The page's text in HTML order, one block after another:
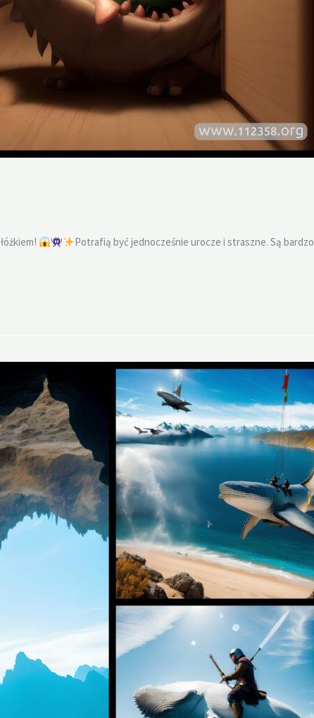
Potrafią być jednocześnie urocze i straszne. Są bardzo